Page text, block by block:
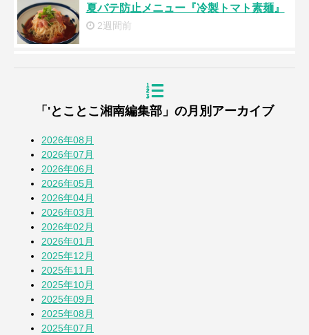
夏バテ防止メニュー『冷製トマト素麺』
2週間前
『道の駅湘南ちがさき』周年祭
【とことこblog】第108回全国高校野球選
手権 神奈川大会
七夕2026
蚕(かいこ)が繭になるまでの授業
「'とことこ湘南編集部」の月別アーカイブ
2026年08月
2026年07月
2026年06月
2026年05月
2026年04月
2026年03月
2026年02月
2026年01月
2025年12月
2025年11月
2025年10月
2025年09月
2025年08月
2025年07月